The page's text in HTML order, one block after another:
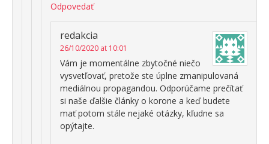
Odpovedať
redakcia
26/10/2020 at 10:01
Vám je momentálne zbytočné niečo
vysvetľovať, pretože ste úplne zmanipulovaná
mediálnou propagandou. Odporúčame prečítať
si naše ďalšie články o korone a keď budete
mať potom stále nejaké otázky, kľudne sa
opýtajte.